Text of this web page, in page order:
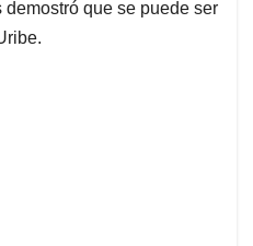
que se puede ser